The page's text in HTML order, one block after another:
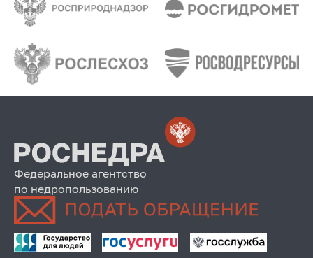
Федеральное агентство
по недропользованию